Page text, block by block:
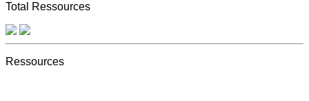
Total Ressources
Ressources